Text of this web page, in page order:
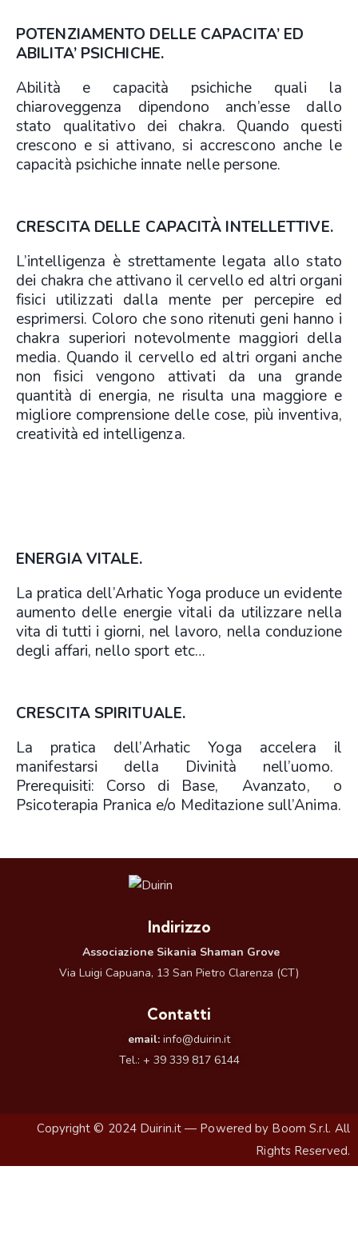
POTENZIAMENTO DELLE CAPACITA’ ED
ABILITA’ PSICHICHE.
Abilità e capacità psichiche quali la
chiaroveggenza dipendono anch’esse dallo
stato qualitativo dei chakra. Quando questi
crescono e si attivano, si accrescono anche le
capacità psichiche innate nelle persone.
CRESCITA DELLE CAPACITÀ INTELLETTIVE.
L’intelligenza è strettamente legata allo stato
dei chakra che attivano il cervello ed altri organi
fisici utilizzati dalla mente per percepire ed
esprimersi. Coloro che sono ritenuti geni hanno i
chakra superiori notevolmente maggiori della
media. Quando il cervello ed altri organi anche
non fisici vengono attivati da una grande
quantità di energia, ne risulta una maggiore e
migliore comprensione delle cose, più inventiva,
creatività ed intelligenza.
ENERGIA VITALE.
La pratica dell’Arhatic Yoga produce un evidente
aumento delle energie vitali da utilizzare nella
vita di tutti i giorni, nel lavoro, nella conduzione
degli affari, nello sport etc…
CRESCITA SPIRITUALE.
La pratica dell’Arhatic Yoga accelera il
manifestarsi della Divinità nell’uomo.
Prerequisiti: Corso di Base, Avanzato, o
Psicoterapia Pranica e/o Meditazione sull’Anima.
Indirizzo
Associazione Sikania Shaman Grove
Via Luigi Capuana, 13 San Pietro Clarenza (CT)
Contatti
email: info@duirin.it
Tel.: + 39 339 817 6144
Copyright © 2024 Duirin.it — Powered by Boom S.r.l. All
Rights Reserved.